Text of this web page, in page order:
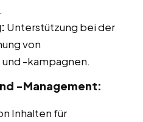
Unterstützung bei der
von
-kampagnen.
-Management:
Inhalten für